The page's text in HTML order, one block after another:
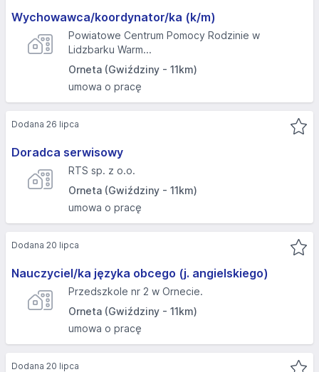
Wychowawca/koordynator/ka (k/m)
Powiatowe Centrum Pomocy Rodzinie w
Lidzbarku Warm...
Orneta (Gwiździny - 11km)
umowa o pracę
Doradca serwisowy
RTS sp. z o.o.
Orneta (Gwiździny - 11km)
umowa o pracę
Dodana 26 lipca
Nauczyciel/ka języka obcego (j. angielskiego)
Przedszkole nr 2 w Ornecie.
Orneta (Gwiździny - 11km)
umowa o pracę
Dodana 20 lipca
Dodana 20 lipca